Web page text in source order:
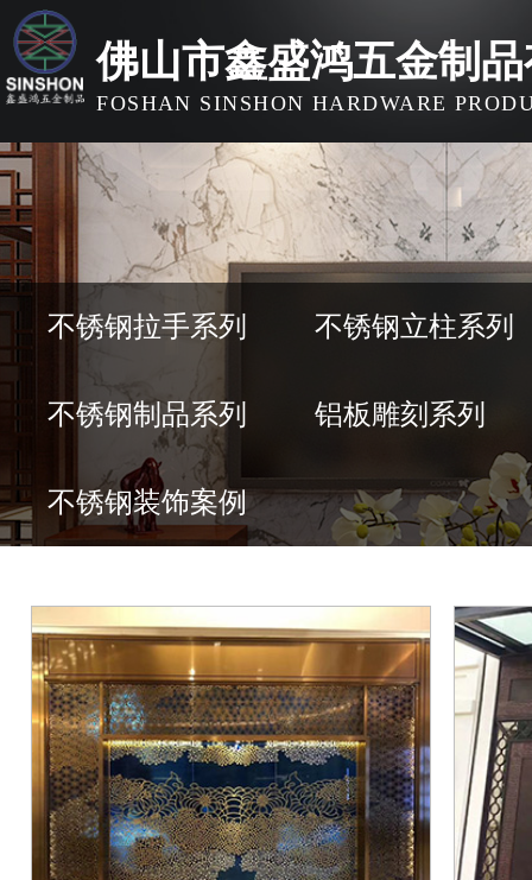
佛山市鑫盛鸿五金制
FOSHAN SINSHON HARDWARE
不锈钢拉手系列 不锈钢立柱系列
不锈钢制品系列 铝板雕刻系列
不锈钢装饰案例